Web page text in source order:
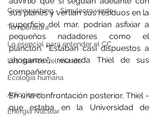
Greenwashing - Simulacro verde
Temperatura
Lo esencial para entender el CC
Los dueños del mundo
Ecología humana
Adicciones
Energía Nuclear
sus planes y vertían sus residuos en la
superficie del mar, podrían asfixiar a
pequeños nadadores como el
plancton. "Estaban casi dispuestos a
ahogarme", recuerda Thiel de sus
compañeros.
En una confrontación posterior, Thiel -
que estaba en la Universidad de